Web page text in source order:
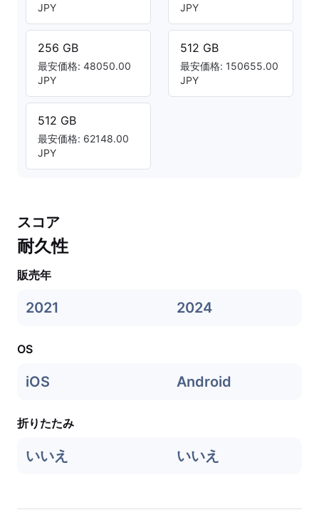
JPY
256 GB
最安価格: 48050.00
JPY
512 GB
最安価格: 62148.00
JPY
JPY
512 GB
最安価格: 150655.00
JPY
スコア
耐久性
販売年
2021 2024
OS
iOS Android
折りたたみ
いいえ いいえ